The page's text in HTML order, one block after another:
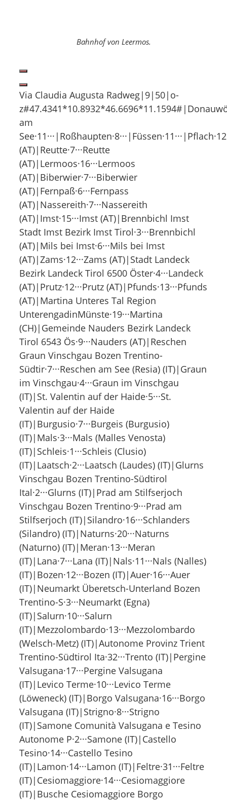
Bahnhof von Leermos.
Via Claudia Augusta Radweg|9|50|o-
am
(AT)|Reutte·7···Reutte
(AT)|Lermoos·16···Lermoos
(AT)|Biberwier·7···Biberwier
(AT)|Fernpaß·6···Fernpass
(AT)|Nassereith·7···Nassereith
(AT)|Imst·15···Imst (AT)|Brennbichl Imst
Stadt Imst Bezirk Imst Tirol·3···Brennbichl
(AT)|Mils bei Imst·6···Mils bei Imst
(AT)|Zams·12···Zams (AT)|Stadt Landeck
Bezirk Landeck Tirol 6500 Öster·4···Landeck
(AT)|Prutz·12···Prutz (AT)|Pfunds·13···Pfunds
(AT)|Martina Unteres Tal Region
UnterengadinMünste·19···Martina
(CH)|Gemeinde Nauders Bezirk Landeck
Tirol 6543 Ös·9···Nauders (AT)|Reschen
Graun Vinschgau Bozen Trentino-
Südtir·7···Reschen am See (Resia) (IT)|Graun
im Vinschgau·4···Graun im Vinschgau
(IT)|St. Valentin auf der Haide·5···St.
Valentin auf der Haide
(IT)|Burgusio·7···Burgeis (Burgusio)
(IT)|Mals·3···Mals (Malles Venosta)
(IT)|Schleis·1···Schleis (Clusio)
(IT)|Laatsch·2···Laatsch (Laudes) (IT)|Glurns
Vinschgau Bozen Trentino-Südtirol
Ital·2···Glurns (IT)|Prad am Stilfserjoch
Vinschgau Bozen Trentino·9···Prad am
Stilfserjoch (IT)|Silandro·16···Schlanders
(Silandro) (IT)|Naturns·20···Naturns
(Naturno) (IT)|Meran·13···Meran
(IT)|Lana·7···Lana (IT)|Nals·11···Nals (Nalles)
(IT)|Bozen·12···Bozen (IT)|Auer·16···Auer
(IT)|Neumarkt Überetsch-Unterland Bozen
Trentino-S·3···Neumarkt (Egna)
(IT)|Salurn·10···Salurn
(IT)|Mezzolombardo·13···Mezzolombardo
(Welsch-Metz) (IT)|Autonome Provinz Trient
Trentino-Südtirol Ita·32···Trento (IT)|Pergine
Valsugana·17···Pergine Valsugana
(IT)|Levico Terme·10···Levico Terme
(Löweneck) (IT)|Borgo Valsugana·16···Borgo
Valsugana (IT)|Strigno·8···Strigno
(IT)|Samone Comunità Valsugana e Tesino
Autonome P·2···Samone (IT)|Castello
Tesino·14···Castello Tesino
(IT)|Lamon·14···Lamon (IT)|Feltre·31···Feltre
(IT)|Cesiomaggiore·14···Cesiomaggiore
(IT)|Busche Cesiomaggiore Borgo